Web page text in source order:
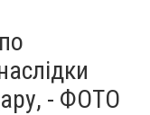
- ФОТО